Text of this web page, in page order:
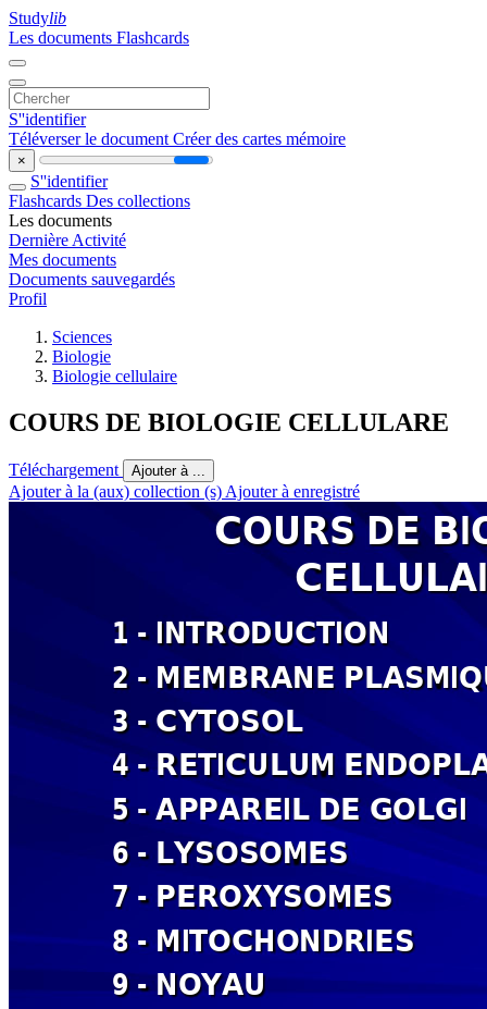
Studylib
Les documents Flashcards
S''identifier
Téléverser le document Créer des cartes mémoire
×
S''identifier
Flashcards Des collections
Les documents
Dernière Activité
Mes documents
Documents sauvegardés
Profil
Sciences
Biologie
Biologie cellulaire
COURS DE BIOLOGIE CELLULARE
Téléchargement Ajouter à ...
Ajouter à la (aux) collection (s) Ajouter à enregistré
1 - INTRODUCTION
2 - MEMBRANE
3 - CYTOSOL
4 - RETICULUM
5 - APPAREIL DE GOLGI
6 - LYSOSOMES
7 - PEROXYSOMES
8 - MITOCHONDRIES
9 - NOYAU
COURS DE